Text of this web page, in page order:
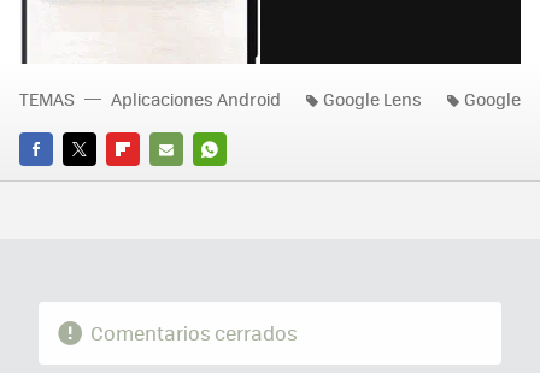
FACEBOOK
TWITTERFLIPBOARD
E-
WHATSAPP
TEMAS Aplicaciones Android Google Lens Google
Comentarios cerrados